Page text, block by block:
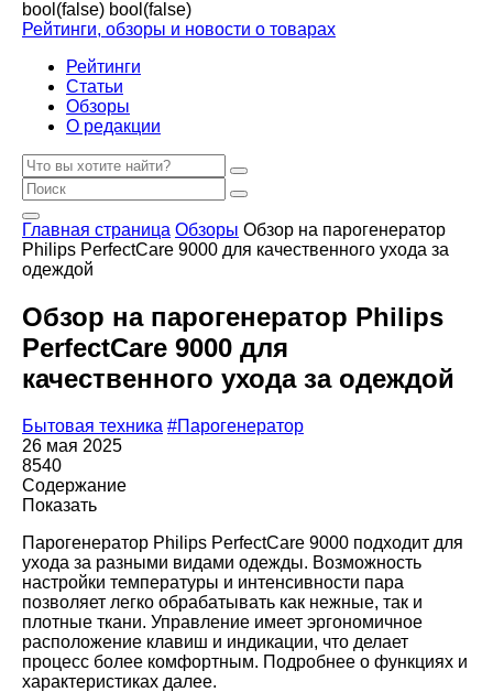
bool(false) bool(false)
Рейтинги, обзоры и новости о товарах
Рейтинги
Статьи
Обзоры
О редакции
Главная страница Обзоры Обзор на парогенератор
Philips PerfectCare 9000 для качественного ухода за
одеждой
Обзор на парогенератор Philips
PerfectCare 9000 для
качественного ухода за одеждой
Бытовая техника #Парогенератор
26 мая 2025
8540
Содержание
Показать
Парогенератор Philips PerfectCare 9000 подходит для
ухода за разными видами одежды. Возможность
настройки температуры и интенсивности пара
позволяет легко обрабатывать как нежные, так и
плотные ткани. Управление имеет эргономичное
расположение клавиш и индикации, что делает
процесс более комфортным. Подробнее о функциях и
характеристиках далее.